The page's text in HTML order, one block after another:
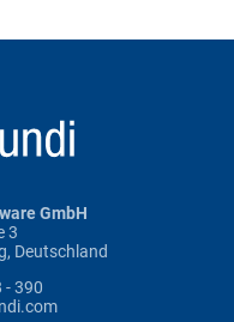
GmbH
3
Deutschland
- 390